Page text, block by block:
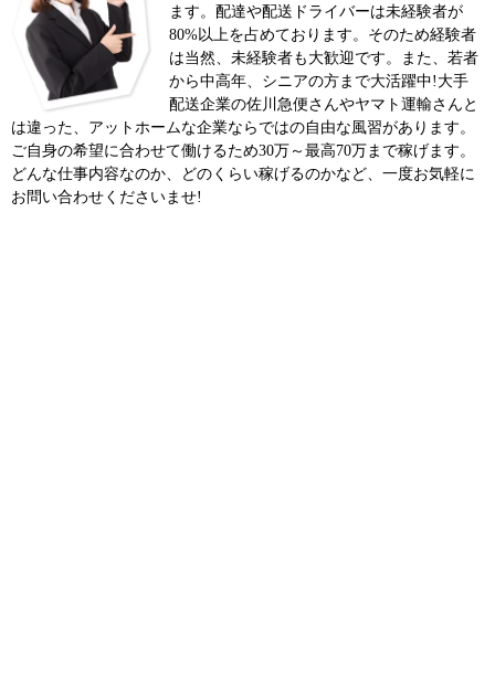
ます。配達や配送ドライバーは未経験者が
80%以上を占めております。そのため経験者
は当然、未経験者も大歓迎です。また、若者
から中高年、シニアの方まで大活躍中!大手
配送企業の佐川急便さんやヤマト運輸さんと
は違った、アットホームな企業ならではの自由な風習があります。
ご自身の希望に合わせて働けるため30万～最高70万まで稼げます。
どんな仕事内容なのか、どのくらい稼げるのかなど、一度お気軽に
お問い合わせくださいませ!